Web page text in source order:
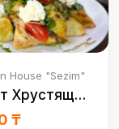
House "Sezim"
Салат Хрустящий баклажан
₸